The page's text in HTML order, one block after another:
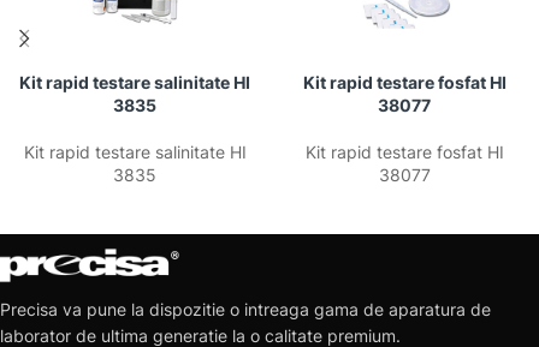
Kit rapid testare salinitate HI
3835
Kit rapid testare salinitate HI
3835
Kit rapid testare fosfat HI
38077
Kit rapid testare fosfat HI
38077
Precisa va pune la dispozitie o intreaga gama de aparatura de
laborator de ultima generatie la o calitate premium.